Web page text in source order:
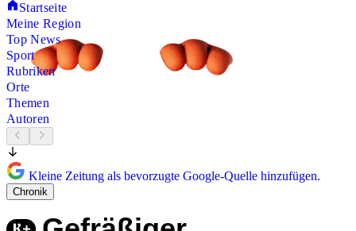
Startseite
Meine Region
Top News
Sport
Rubriken
Orte
Themen
Autoren
Kleine Zeitung als bevorzugte Google-Quelle hinzufügen.
Chronik